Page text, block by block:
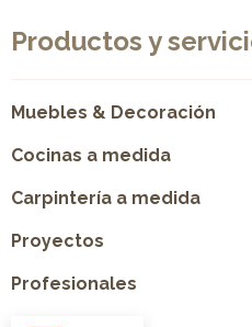
Productos y
Muebles & Decoración
Cocinas a medida
Carpintería a medida
Proyectos
Profesionales